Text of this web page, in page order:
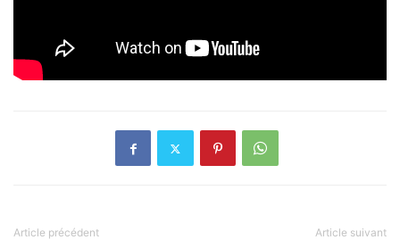
Article précédent Article suivant